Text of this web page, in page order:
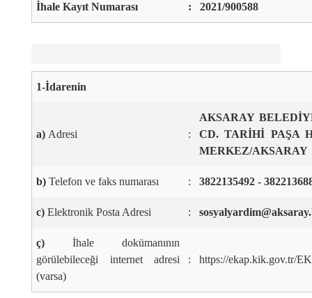
İhale Kayıt Numarası : 2021/900588
1-İdarenin
a) Adresi :
AKSARAY
CD. TARİHİ PAŞA
MERKEZ/AKSARAY
b) Telefon ve faks numarası : 3822135492 -
c) Elektronik Posta Adresi :
ç) İhale dokümanının
görülebileceği internet adresi
(varsa)
: https://ekap.kik.gov.tr/